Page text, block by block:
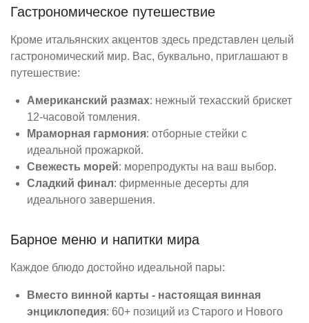
Гастрономическое путешествие
Кроме итальянских акцентов здесь представлен целый
гастрономический мир. Вас, буквально, приглашают в
путешествие:
Американский размах: нежный техасский брискет
12-часовой томления.
Мраморная гармония: отборные стейки с
идеальной прожаркой.
Свежесть морей: морепродукты на ваш выбор.
Сладкий финал: фирменные десерты для
идеального завершения.
Барное меню и напитки мира
Каждое блюдо достойно идеальной пары:
Вместо винной карты - настоящая винная
энциклопедия: 60+ позиций из Старого и Нового